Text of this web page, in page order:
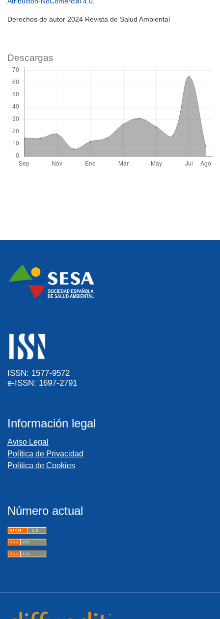
Derechos de autor 2024 Revista de Salud Ambiental
Descargas
ISSN: 1577-9572
e-ISSN: 1697-2791
Información legal
Aviso Legal
Política de Privacidad
Política de Cookies
Número actual